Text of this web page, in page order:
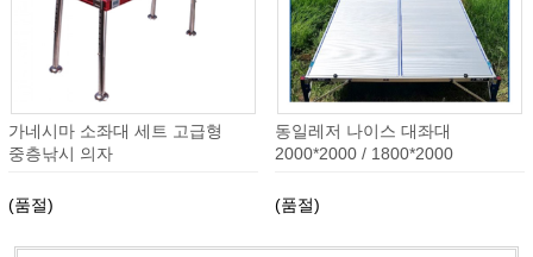
가네시마 소좌대 세트 고급형
중층낚시 의자
(품절)
동일레저 나이스 대좌대
2000*2000 / 1800*2000
(품절)